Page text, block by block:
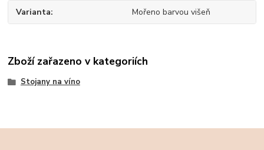
Varianta Mořeno barvou višeň
Zboží zařazeno v kategoriích
Stojany na víno